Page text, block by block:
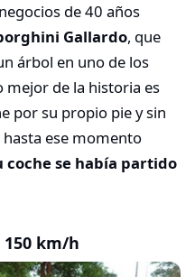
de 40 años
Gallardo, que
árbol en uno de los
mejor de la historia es
por su propio pie y sin
ese momento
coche se había partido
km/h